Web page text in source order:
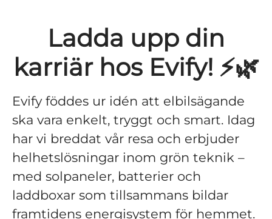
Ladda upp din
karriär hos Evify! ⚡🌿
Evify föddes ur idén att elbilsägande
ska vara enkelt, tryggt och smart. Idag
har vi breddat vår resa och erbjuder
helhetslösningar inom grön teknik –
med solpaneler, batterier och
laddboxar som tillsammans bildar
framtidens energisystem för hemmet.